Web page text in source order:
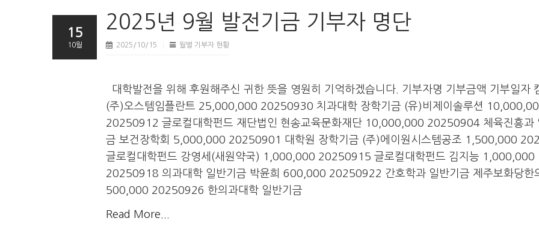
2025년 9월 발전기금 기부자 명단
2025/10/15 월별 기부자 현황
대학발전을 위해 후원해주신 귀한 뜻을 영원히 기억하겠습니다. 기부자명 기부금액 기부일자
(주)오스템임플란트 25,000,000 20250930 치과대학 장학기금 (유)비제이솔루션
20250912 글로컬대학펀드 재단법인 현송교육문화재단 10,000,000 20250904 체육진흥과
금 보건장학회 5,000,000 20250901 대학원 장학기금 (주)에이원시스템공조 1,500,000
글로컬대학펀드 강영세(새원약국) 1,000,000 20250915 글로컬대학펀드 김지능 1,000,000
20250918 의과대학 일반기금 박윤희 600,000 20250922 간호학과 일반기금 제주보화당한
500,000 20250926 한의과대학 일반기금
Read More...
15
10월